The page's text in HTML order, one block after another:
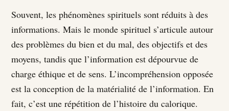
Souvent, les phénomènes spirituels sont réduits à des
informations. Mais le monde spirituel s’articule autour
des problèmes du bien et du mal, des objectifs et des
moyens, tandis que l’information est dépourvue de
charge éthique et de sens. L’incompréhension opposée
est la conception de la matérialité de l’information. En
fait, c’est une répétition de l’histoire du calorique.